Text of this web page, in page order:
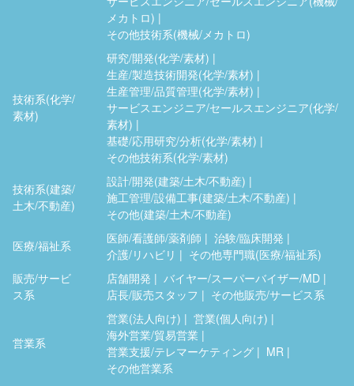
メカトロ)
その他技術系(機械/メカトロ)
技術系(化学/
素材)
研究/開発(化学/素材)
生産/製造技術開発(化学/素材)
生産管理/品質管理(化学/素材)
サービスエンジニア/セールスエンジニア(化学/
素材)
基礎/応用研究/分析(化学/素材)
その他技術系(化学/素材)
技術系(建築/
土木/不動産)
設計/開発(建築/土木/不動産)
施工管理/設備工事(建築/土木/不動産)
その他(建築/土木/不動産)
医療/福祉系
医師/看護師/薬剤師
治験/臨床開発
介護/リハビリ
その他専門職(医療/福祉系)
販売/サービ
ス系
店舗開発
バイヤー/スーパーバイザー/MD
店長/販売スタッフ
その他販売/サービス系
営業系
営業(法人向け)
営業(個人向け)
海外営業/貿易営業
営業支援/テレマーケティング
MR
その他営業系